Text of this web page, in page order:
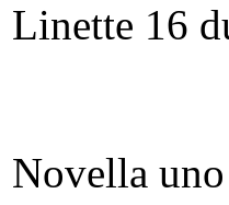
Linette 16
Novella